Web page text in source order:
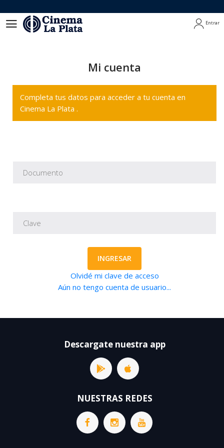
Entrar
Mi cuenta
Completa tus datos para acceder a tu cuenta en
Cinema La Plata .
INGRESAR
Olvidé mi clave de acceso
Aún no tengo cuenta de usuario...
Descargate nuestra app
NUESTRAS REDES